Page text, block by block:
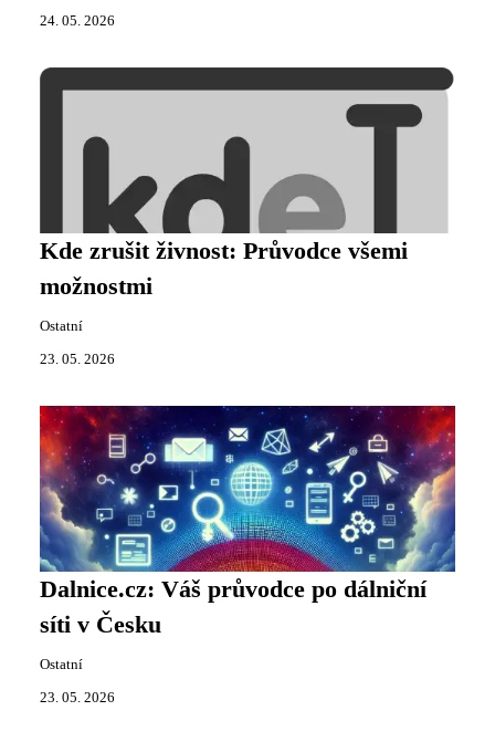
24. 05. 2026
Kde zrušit živnost: Průvodce všemi
možnostmi
Ostatní
23. 05. 2026
Dalnice.cz: Váš průvodce po dálniční
síti v Česku
Ostatní
23. 05. 2026